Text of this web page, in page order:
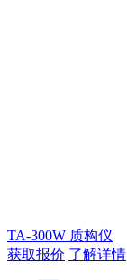
TA-300W 质构仪
获取报价 了解详情